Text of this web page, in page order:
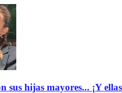
sus hijas mayores... ¡Y